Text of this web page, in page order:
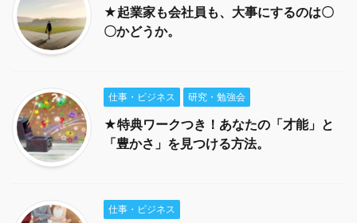
★起業家も会社員も、大事にするのは〇
〇かどうか。
仕事・ビジネス 研究・勉強会
★特典ワークつき！あなたの「才能」と
「豊かさ」を見つける方法。
仕事・ビジネス